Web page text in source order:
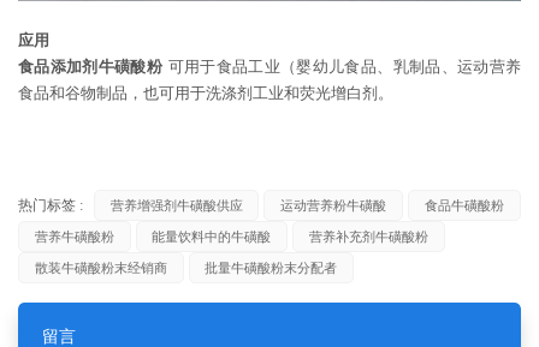
应用
食品添加剂牛磺酸粉 可用于食品工业（婴幼儿食品、乳制品、运动营养
食品和谷物制品，也可用于洗涤剂工业和荧光增白剂。
热门标签 : 营养增强剂牛磺酸供应 运动营养粉牛磺酸
食品牛磺酸粉
营养牛磺酸粉
能量饮料中的牛磺酸
营养补充剂牛磺酸粉
散装牛磺酸粉末经销商
批量牛磺酸粉末分配者
留言